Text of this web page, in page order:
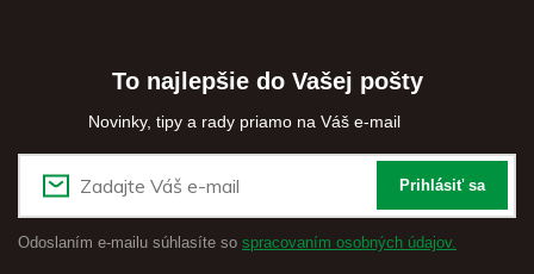
To najlepšie do Vašej pošty
Novinky, tipy a rady priamo na Váš e-mail
Prihlásiť sa
Odoslaním e-mailu súhlasíte so spracovaním osobných údajov.